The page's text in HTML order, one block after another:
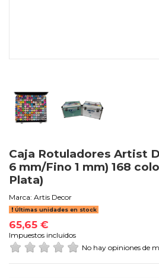
Caja Rotuladores Artist
6 mm/Fino 1 mm) 168
Plata)
Marca: Artis Decor
Últimas unidades en stock
65,65 €
Impuestos incluidos
No hay opiniones de